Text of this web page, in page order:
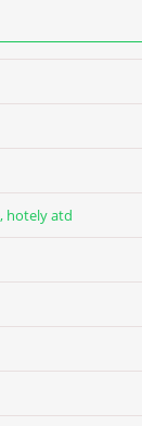
hotely atd